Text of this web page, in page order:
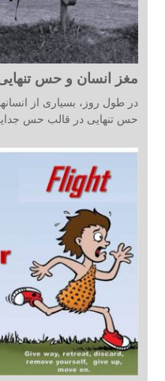
مغز انسان و حس
در طول روز، بسیاری از
حس تنهایی در قالب حس